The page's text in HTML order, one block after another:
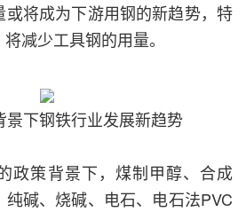
将成为下游用钢的新趋势，特
减少工具钢的用量。
景下钢铁行业发展新趋势
政策背景下，煤制甲醇、合成
碱、烧碱、电石、电石法PVC